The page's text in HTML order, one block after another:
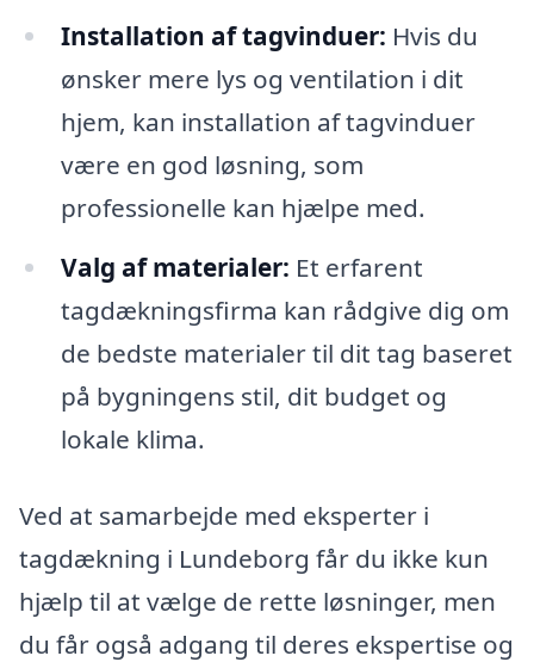
Installation af tagvinduer: Hvis du
ønsker mere lys og ventilation i dit
hjem, kan installation af tagvinduer
være en god løsning, som
professionelle kan hjælpe med.
Valg af materialer: Et erfarent
tagdækningsfirma kan rådgive dig om
de bedste materialer til dit tag baseret
på bygningens stil, dit budget og
lokale klima.
Ved at samarbejde med eksperter i
tagdækning i Lundeborg får du ikke kun
hjælp til at vælge de rette løsninger, men
du får også adgang til deres ekspertise og